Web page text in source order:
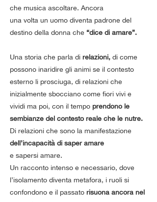
che musica ascoltare. Ancora
una volta un uomo diventa padrone del
destino della donna che “dice di amare”.
Una storia che parla di relazioni, di come
possono inaridire gli animi se il contesto
esterno li prosciuga, di relazioni che
inizialmente sbocciano come fiori vivi e
vividi ma poi, con il tempo prendono le
sembianze del contesto reale che le nutre.
Di relazioni che sono la manifestazione
dell’incapacità di saper amare
e sapersi amare.
Un racconto intenso e necessario, dove
l’isolamento diventa metafora, i ruoli si
confondono e il passato risuona ancora nel